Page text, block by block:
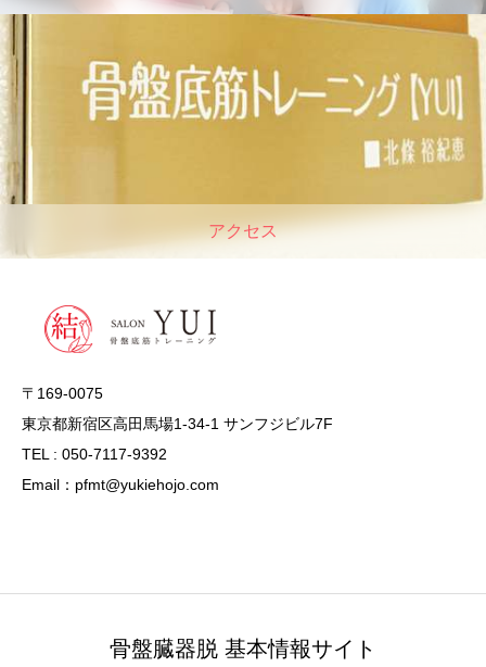
アクセス
〒169-0075
東京都新宿区高田馬場1-34-1 サンフジビル7F
TEL : 050-7117-9392
Email：pfmt@yukiehojo.com
骨盤臓器脱 基本情報サイト